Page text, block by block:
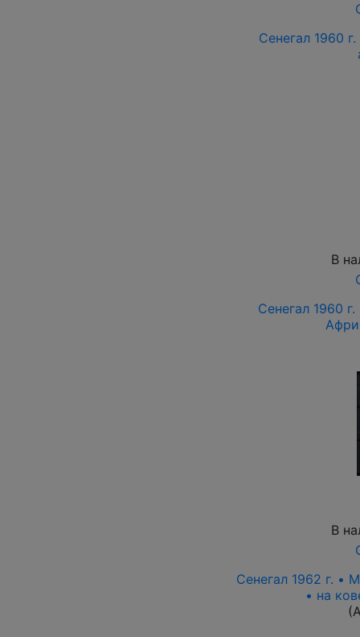
Сенегал 1960
В
Сенегал 1960
В
Сенегал 1962 г. •
• на